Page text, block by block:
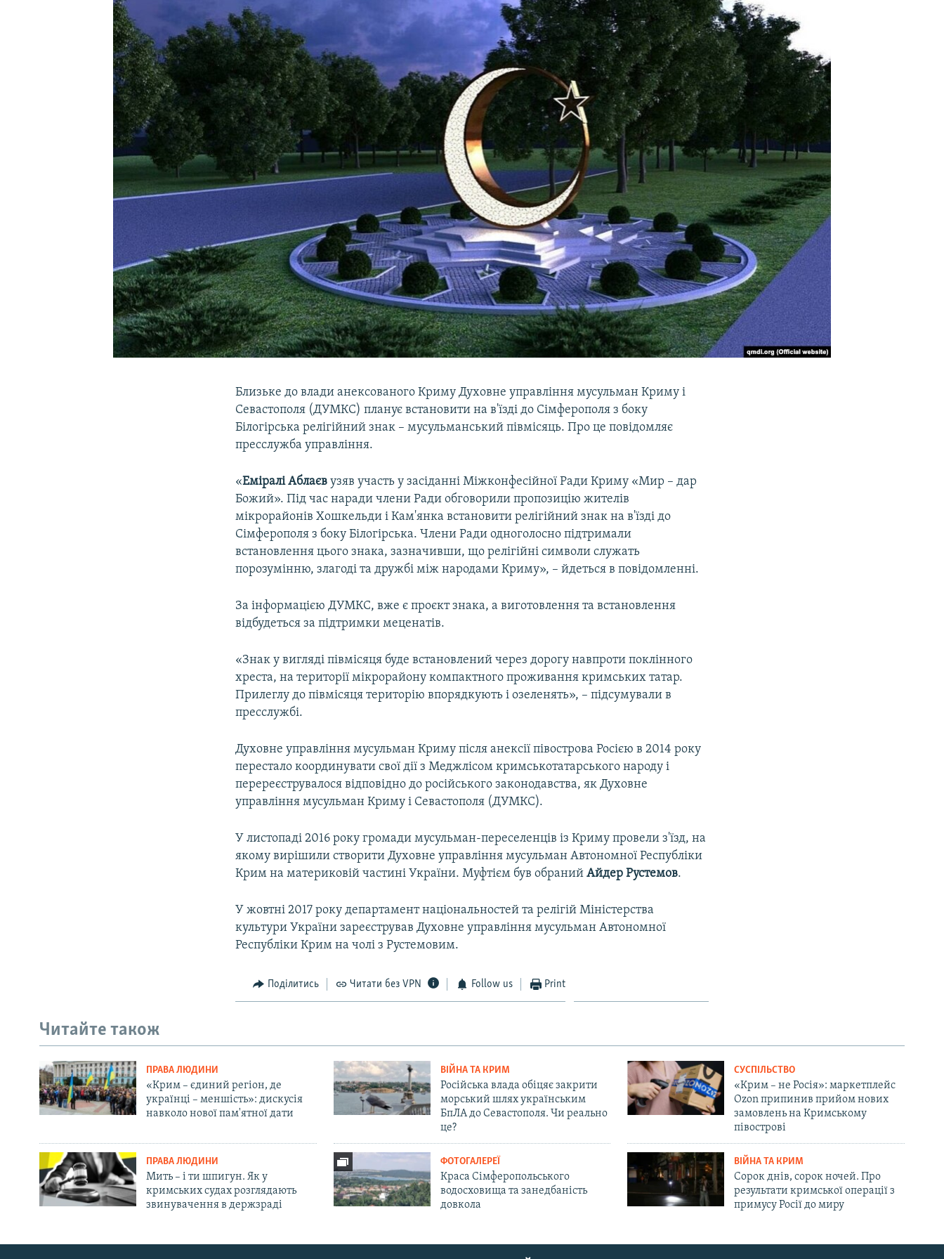
УКРАЇНСЬКА ПРОБЛЕМА КРИМУ
Русский
Близьке до влади анексованого Криму Духовне управління мусульман Криму і
Севастополя (ДУМКС) планує встановити на в'їзді до Сімферополя з боку
Білогірська релігійний знак – мусульманський півмісяць. Про це повідомляє
пресслужба управління.
«Еміралі Аблаєв узяв участь у засіданні Міжконфесійної Ради Криму «Мир – дар
Божий». Під час наради члени Ради обговорили пропозицію жителів
мікрорайонів Хошкельди і Кам'янка встановити релігійний знак на в'їзді до
Сімферополя з боку Білогірська. Члени Ради одноголосно підтримали
встановлення цього знака, зазначивши, що релігійні символи служать
порозумінню, злагоді та дружбі між народами Криму», – йдеться в повідомленні.
За інформацією ДУМКС, вже є проєкт знака, а виготовлення та встановлення
відбудеться за підтримки меценатів.
«Знак у вигляді півмісяця буде встановлений через дорогу навпроти поклінного
хреста, на території мікрорайону компактного проживання кримських татар.
Прилеглу до півмісяця територію впорядкують і озеленять», – підсумували в
пресслужбі.
Духовне управління мусульман Криму після анексії півострова Росією в 2014 року
перестало координувати свої дії з Меджлісом кримськотатарського народу і
перереєструвалося відповідно до російського законодавства, як Духовне
управління мусульман Криму і Севастополя (ДУМКС).
У листопаді 2016 року громади мусульман-переселенців із Криму провели з'їзд, на
якому вирішили створити Духовне управління мусульман Автономної Республіки
Крим на материковій частині України. Муфтієм був обранийАйдер Рустемов.
У жовтні 2017 року департамент національностей та релігій Міністерства
культури України зареєстрував Духовне управління мусульман Автономної
Республіки Крим на чолі з Рустемовим.
Поділитись Читати без VPN Follow us Print
Читайте також
ПРАВА ЛЮДИНИ
«Крим – єдиний регіон, де
українці – меншість»: дискусія
навколо нової пам'ятної дати
ВІЙНА ТА КРИМ
Російська влада обіцяє закрити
морський шлях українським
БпЛА до Севастополя. Чи реально
це?
СУСПІЛЬСТВО
«Крим – не Росія»: маркетплейс
Ozon припинив прийом нових
замовлень на Кримському
півострові
ПРАВА ЛЮДИНИ
Мить – і ти шпигун. Як у
кримських судах розглядають
звинувачення в держзраді
ФОТОГАЛЕРЕЇ
Краса Сімферопольського
водосховища та занедбаність
довкола
ВІЙНА ТА КРИМ
Сорок днів, сорок ночей. Про
результати кримської операції з
примусу Росії до миру